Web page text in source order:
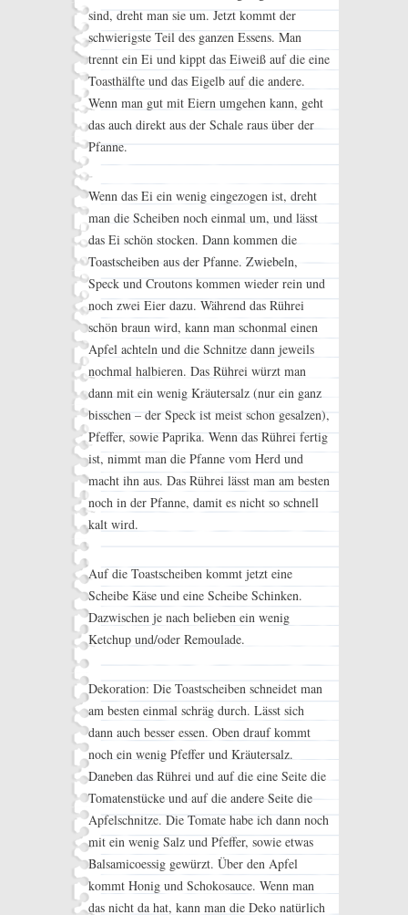
sind, dreht man sie um. Jetzt kommt der
schwierigste Teil des ganzen Essens. Man
trennt ein Ei und kippt das Eiweiß auf die eine
Toasthälfte und das Eigelb auf die andere.
Wenn man gut mit Eiern umgehen kann, geht
das auch direkt aus der Schale raus über der
Pfanne.
Wenn das Ei ein wenig eingezogen ist, dreht
man die Scheiben noch einmal um, und lässt
das Ei schön stocken. Dann kommen die
Toastscheiben aus der Pfanne. Zwiebeln,
Speck und Croutons kommen wieder rein und
noch zwei Eier dazu. Während das Rührei
schön braun wird, kann man schonmal einen
Apfel achteln und die Schnitze dann jeweils
nochmal halbieren. Das Rührei würzt man
dann mit ein wenig Kräutersalz (nur ein ganz
bisschen – der Speck ist meist schon gesalzen),
Pfeffer, sowie Paprika. Wenn das Rührei fertig
ist, nimmt man die Pfanne vom Herd und
macht ihn aus. Das Rührei lässt man am besten
noch in der Pfanne, damit es nicht so schnell
kalt wird.
Auf die Toastscheiben kommt jetzt eine
Scheibe Käse und eine Scheibe Schinken.
Dazwischen je nach belieben ein wenig
Ketchup und/oder Remoulade.
Dekoration: Die Toastscheiben schneidet man
am besten einmal schräg durch. Lässt sich
dann auch besser essen. Oben drauf kommt
noch ein wenig Pfeffer und Kräutersalz.
Daneben das Rührei und auf die eine Seite die
Tomatenstücke und auf die andere Seite die
Apfelschnitze. Die Tomate habe ich dann noch
mit ein wenig Salz und Pfeffer, sowie etwas
Balsamicoessig gewürzt. Über den Apfel
kommt Honig und Schokosauce. Wenn man
das nicht da hat, kann man die Deko natürlich